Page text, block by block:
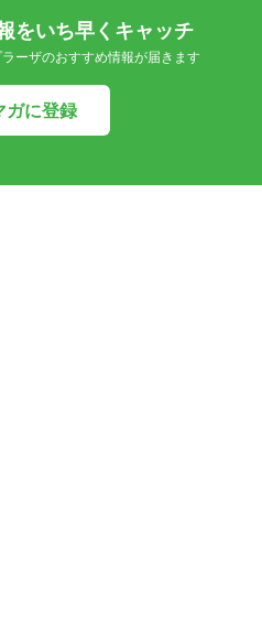
をいち早くキャッチ
ーザのおすすめ情報が届きます
ガに登録